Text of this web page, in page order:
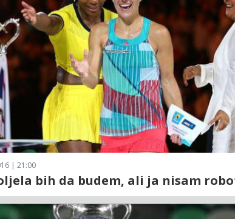
| 21:00
bih da budem, ali ja nisam